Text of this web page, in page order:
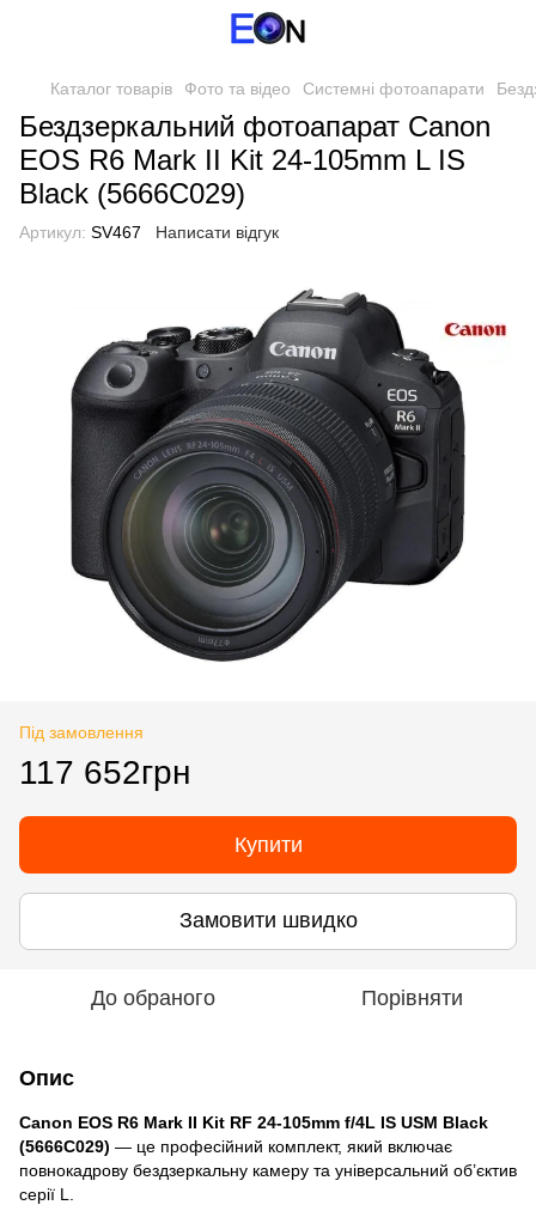
Каталог товарів Фото та відео Системні фотоапарати
Бездзеркальний фотоапарат Canon
EOS R6 Mark II Kit 24-105mm L IS
Black (5666C029)
Артикул: SV467 Написати відгук
Під замовлення
117 652грн
Купити
Замовити швидко
До обраного Порівняти
Опис
Canon EOS R6 Mark II Kit RF 24-105mm f/4L IS USM Black
(5666C029) — це професійний комплект, який включає
повнокадрову бездзеркальну камеру та універсальний об’єктив
серії L.